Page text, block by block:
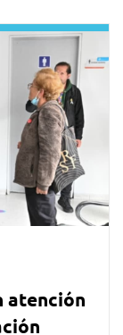
atención